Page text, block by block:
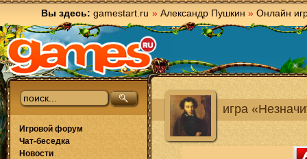
Вы здесь: gamestart.ru » Александр Пушкин » Онлайн
игра
Игровой форум
Чат-беседка
Новости